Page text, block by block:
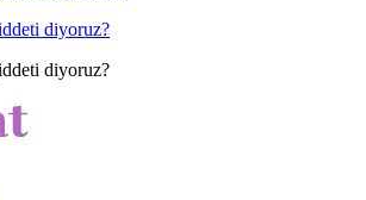
diyoruz?
diyoruz?